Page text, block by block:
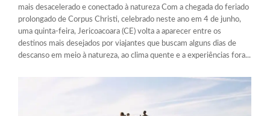
mais desacelerado e conectado à natureza Com a chegada do feriado
prolongado de Corpus Christi, celebrado neste ano em 4 de junho,
uma quinta-feira, Jericoacoara (CE) volta a aparecer entre os
destinos mais desejados por viajantes que buscam alguns dias de
descanso em meio à natureza, ao clima quente e a experiências fora...